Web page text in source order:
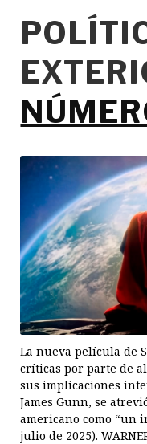
La nueva película de
críticas por parte de
sus implicaciones
James Gunn, se
americano como “un
julio de 2025).